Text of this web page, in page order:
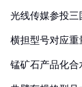
光线传媒参投三
横担型号对应重
锰矿石产品化合